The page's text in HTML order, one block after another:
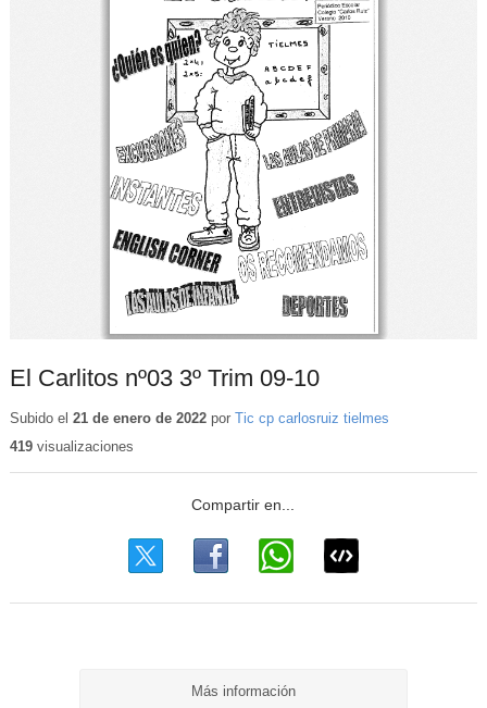
El Carlitos nº03 3º Trim 09-10
Subido el 21 de enero de 2022por Tic cp carlosruiz tielmes
419visualizaciones
Más información